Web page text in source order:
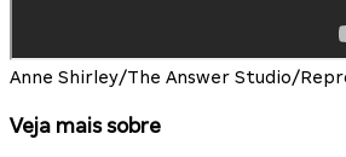
Anne Shirley/The Answer Studio/
Veja mais sobre